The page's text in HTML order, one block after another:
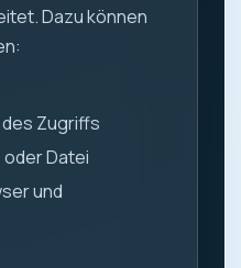
Dazu können
Zugriffs
Datei
und